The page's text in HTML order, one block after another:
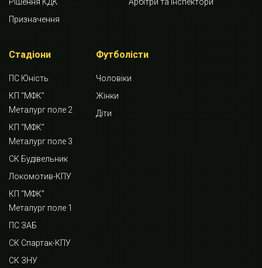
Призначення
Стадіони
ПС Юність
КП “МФК”
Металург поле 2
КП “МФК”
Металург поле 3
СК Будівельник
Локомотив-КПУ
КП “МФК”
Металург поле 1
ПС ЗАБ
СК Спартак-КПУ
СК ЗНУ
Футболісти
Чоловіки
Жінки
Діти